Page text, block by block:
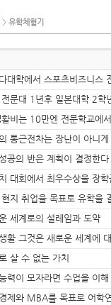
> 유학체험기
대학에서 스포츠비즈니스
문대 1년후 일본대학 2학
비는 10만엔 전문학교에
통근전차는 장난이 아니게
공의 반은 계획이 결정한다
대회에서 최우수상을 장
지 취업을 목표로 유학을
세계로의 설레임과 도약
활 그것은 새로운 세계에
살 수 없는 가치
력이 모자라면 수업을 이해
제와 MBA를 목표로 어학